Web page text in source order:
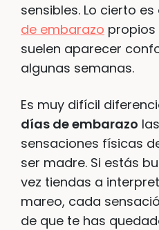
sensibles. Lo cierto
de embarazo propios
suelen aparecer
algunas semanas.
Es muy difícil
días de embarazo
sensaciones físicas
ser madre. Si estás
vez tiendas a
mareo, cada
de que te has